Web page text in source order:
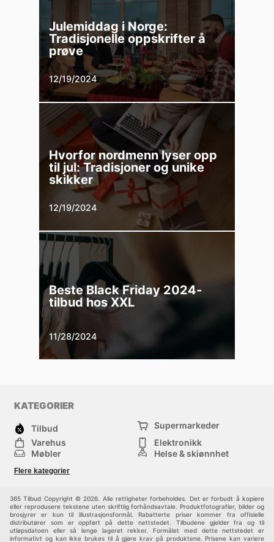
Julemiddag i Norge:
Tradisjonelle oppskrifter å
prøve
12/19/2024
Hvorfor nordmenn lyser opp
til jul: Tradisjoner og unike
skikker
12/19/2024
Beste Black Friday 2024-
tilbud hos XXL
11/28/2024
KATEGORIER
Tilbud
Supermarkeder
Varehus
Elektronikk
Møbler
Helse & skjønnhet
Sport
Flere kategorier
365 Tilbud Copyright © 2026. Alle rettigheter forbeholdes. Det er forbudt å kopiere
eller reprodusere tekstene uten skriftlig forhåndsavtale. Produktfotografier, bilder og
brosjyrer er kun til illustrasjonsformål. Rabatterte priser kommer fra offisielle
distributører som er oppført på dette nettstedet. Tilbudene gjelder fra og til
utløpsdatoen eller så lenge lageret rekker. Formålet med dette nettstedet er
informativt og kan ikke brukes til å gjøre krav på produktene. Prisene kan variere